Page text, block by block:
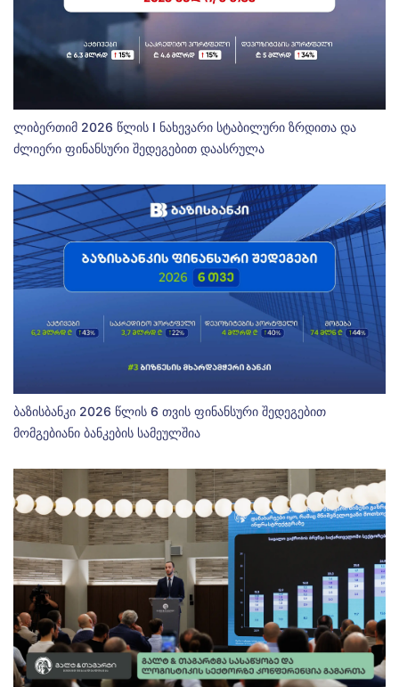
ლიბერთიმ 2026 წლის I ნახევარი სტაბილური ზრდითა და
ძლიერი ფინანსური შედეგებით დაასრულა
ბაზისბანკი 2026 წლის 6 თვის ფინანსური შედეგებით
მომგებიანი ბანკების სამეულშია